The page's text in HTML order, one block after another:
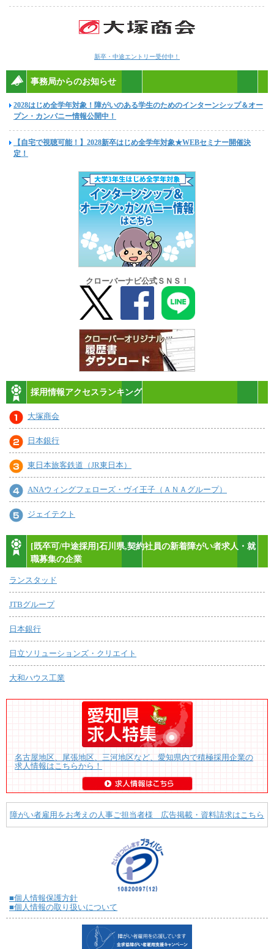
新卒・中途エントリー受付中！
事務局からのお知らせ
2028はじめ全学年対象！障がいのある学生のためのインターンシップ＆オー
プン・カンパニー情報公開中！
【自宅で視聴可能！】2028新卒はじめ全学年対象★WEBセミナー開催決
定！
クローバーナビ公式ＳＮＳ！
採用情報アクセスランキング
大塚商会
日本銀行
東日本旅客鉄道（JR東日本）
ANAウィングフェローズ・ヴイ王子（ＡＮＡグループ）
ジェイテクト
[既卒可/中途採用]石川県,契約社員の新着障がい者求人・就
職募集の企業
ランスタッド
JTBグループ
日本銀行
日立ソリューションズ・クリエイト
大和ハウス工業
名古屋地区、尾張地区、三河地区など、愛知県内で積極採用企業の
求人情報はこちらから！
障がい者雇用をお考えの人事ご担当者様 広告掲載・資料請求はこちら
■個人情報保護方針
■個人情報の取り扱いについて